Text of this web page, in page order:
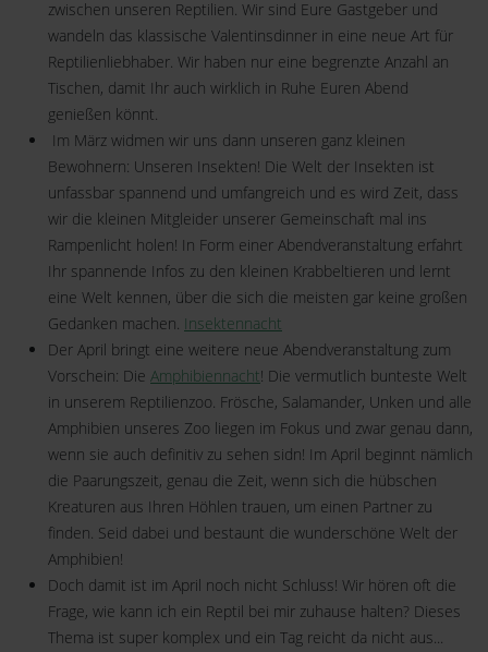
zwischen unseren Reptilien. Wir sind Eure Gastgeber und
wandeln das klassische Valentinsdinner in eine neue Art für
Reptilienliebhaber. Wir haben nur eine begrenzte Anzahl an
Tischen, damit Ihr auch wirklich in Ruhe Euren Abend
genießen könnt.
Im März widmen wir uns dann unseren ganz kleinen
Bewohnern: Unseren Insekten! Die Welt der Insekten ist
unfassbar spannend und umfangreich und es wird Zeit, dass
wir die kleinen Mitgleider unserer Gemeinschaft mal ins
Rampenlicht holen! In Form einer Abendveranstaltung erfahrt
Ihr spannende Infos zu den kleinen Krabbeltieren und lernt
eine Welt kennen, über die sich die meisten gar keine großen
Gedanken machen. Insektennacht
Der April bringt eine weitere neue Abendveranstaltung zum
Vorschein: Die Amphibiennacht! Die vermutlich bunteste Welt
in unserem Reptilienzoo. Frösche, Salamander, Unken und alle
Amphibien unseres Zoo liegen im Fokus und zwar genau dann,
wenn sie auch definitiv zu sehen sidn! Im April beginnt nämlich
die Paarungszeit, genau die Zeit, wenn sich die hübschen
Kreaturen aus Ihren Höhlen trauen, um einen Partner zu
finden. Seid dabei und bestaunt die wunderschöne Welt der
Amphibien!
Doch damit ist im April noch nicht Schluss! Wir hören oft die
Frage, wie kann ich ein Reptil bei mir zuhause halten? Dieses
Thema ist super komplex und ein Tag reicht da nicht aus...